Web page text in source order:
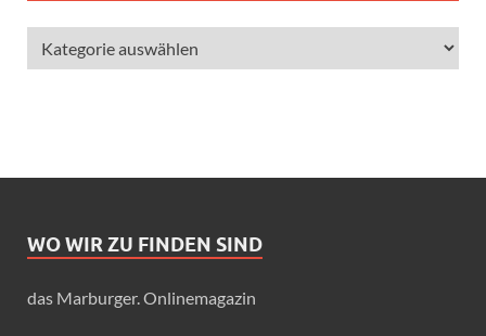
WO WIR ZU FINDEN SIND
das Marburger. Onlinemagazin